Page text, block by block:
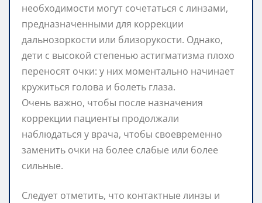
необходимости могут сочетаться с линзами,
предназначенными для коррекции
дальнозоркости или близорукости. Однако,
дети с высокой степенью астигматизма плохо
переносят очки: у них моментально начинает
кружиться голова и болеть глаза.
Очень важно, чтобы после назначения
коррекции пациенты продолжали
наблюдаться у врача, чтобы своевременно
заменить очки на более слабые или более
сильные.
Следует отметить, что контактные линзы и